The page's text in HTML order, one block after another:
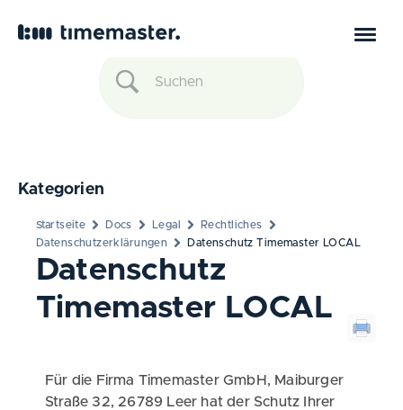
Kategorien
Startseite Docs Legal
Rechtliches
Datenschutzerklärungen
Datenschutz Timemaster LOCAL
Datenschutz
Timemaster LOCAL
Für die Firma Timemaster GmbH, Maiburger
Straße 32, 26789 Leer hat der Schutz Ihrer